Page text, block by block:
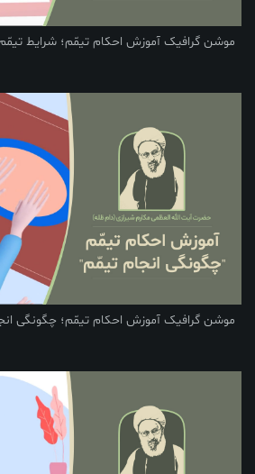
آموزش احکام تیمّم؛ شرایط تیمّم - قسمت اول
آموزش احکام تیمّم؛ چگونگی انجام تیمّم